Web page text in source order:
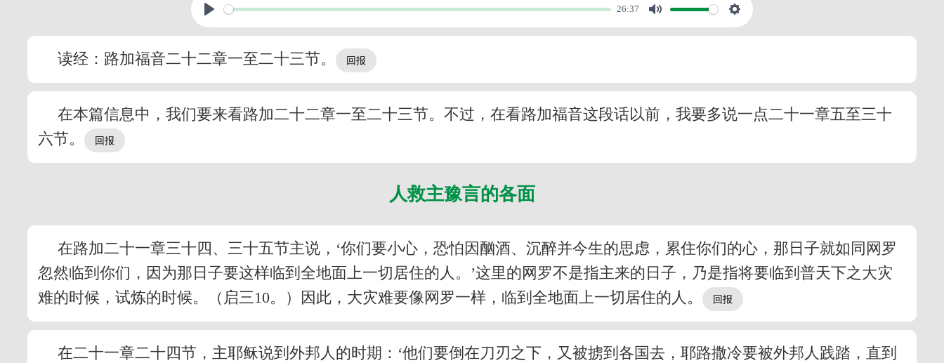
26:37
读经：路加福音二十二章一至二十三节。
在本篇信息中，我们要来看路加二十二章一至二十三节。不过，在看路加福音这段话以前，我要多说一点二十一章五至三十
六节。
人救主豫言的各面
在路加二十一章三十四、三十五节主说，‘你们要小心，恐怕因酗酒、沉醉并今生的思虑，累住你们的心，那日子就如同网罗
忽然临到你们，因为那日子要这样临到全地面上一切居住的人。’这里的网罗不是指主来的日子，乃是指将要临到普天下之大灾
难的时候，试炼的时候。（启三10。）因此，大灾难要像网罗一样，临到全地面上一切居住的人。
在二十一章二十四节，主耶稣说到外邦人的时期：‘他们要倒在刀刃之下，又被掳到各国去，耶路撒冷要被外邦人践踏，直到